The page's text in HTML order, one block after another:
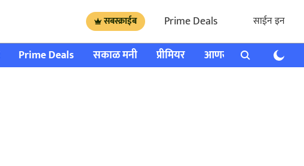
सबस्क्राईब Prime Deals साईन इन
Prime Deals सकाळ मनी प्रीमियर आणखी राशी भविष्य